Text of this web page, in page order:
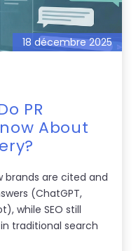
18 décembre 2025
PR
About
brands are cited and
(ChatGPT,
while SEO still
traditional search